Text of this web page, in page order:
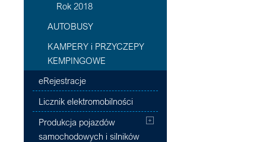
Rok 2018
AUTOBUSY
KAMPERY i PRZYCZEPY
KEMPINGOWE
eRejestracje
Licznik elektromobilności
Produkcja pojazdów
samochodowych i silników